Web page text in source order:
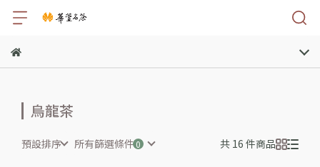
烏龍茶
預設排序 所有篩選條件 共 16 件商品